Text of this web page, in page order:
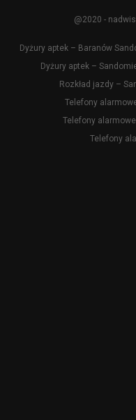
@2020 -
Dyżury aptek – Baranów
Dyżury aptek –
Rozkład jazdy –
Telefony
Telefony
Telefony